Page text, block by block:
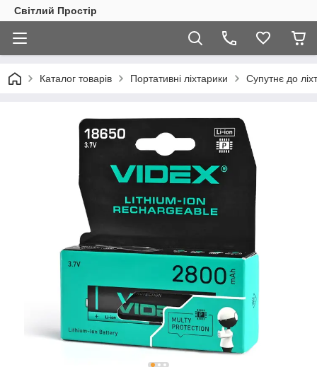
Світлий Простір
Каталог товарів Портативні ліхтарики Супутнє до